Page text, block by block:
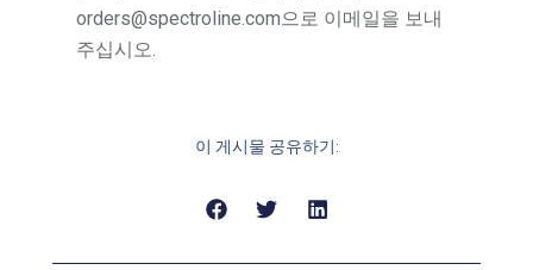
orders@spectroline.com으로 이메일을 보내
주십시오.
이 게시물 공유하기: